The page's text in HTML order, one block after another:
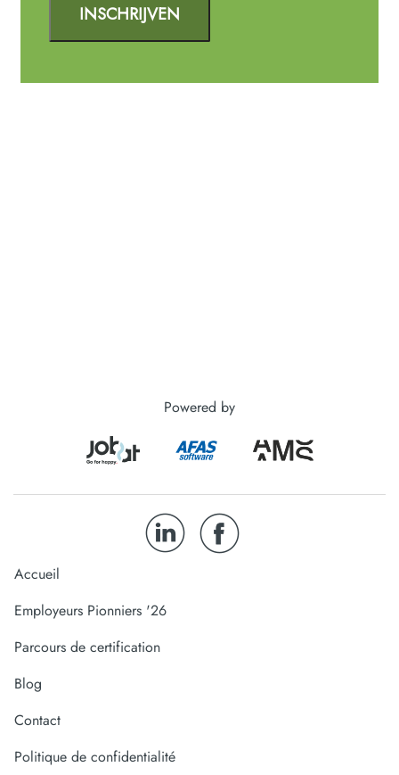
Powered by
Accueil
Employeurs Pionniers '26
Parcours de certification
Blog
Contact
Politique de confidentialité